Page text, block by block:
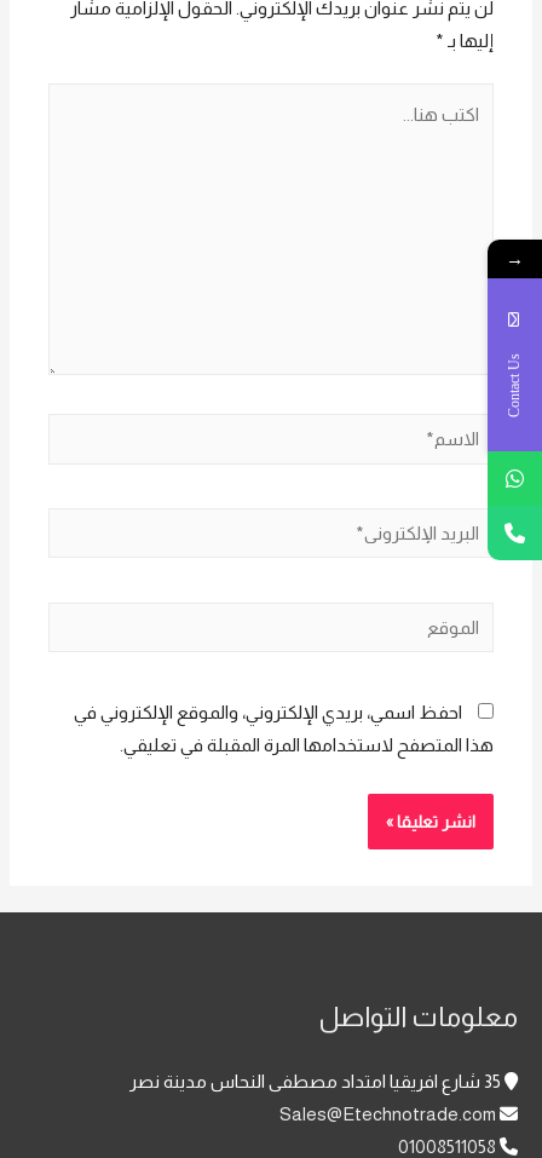
لن يتم نشر عنوان بريدك الإلكتروني. الحقول الإلزامية مشار
إليها بـ *
الاسم*
البريد
الإلكتروني*
الموقع
احفظ اسمي، بريدي الإلكتروني، والموقع الإلكتروني في
هذا المتصفح لاستخدامها المرة المقبلة في تعليقي.
معلومات التواصل
01008511058
→
Contact Us